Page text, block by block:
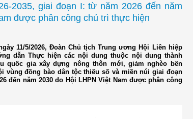
2035, giai đoạn I: từ năm 2026 đến năm
được phân công chủ trì thực hiện
11/5/2026, Đoàn Chủ tịch Trung ương Hội Liên hiệp
dẫn Thực hiện các nội dung thuộc nội dung thành
quốc gia xây dựng nông thôn mới, giảm nghèo bền
vùng đồng bào dân tộc thiếu số và miền núi giai đoạn
đến năm 2030 do Hội LHPN Việt Nam được phân công